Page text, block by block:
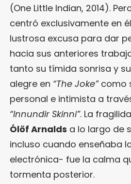
(One Little Indian, 2014).
centró exclusivamente en
lustrosa excusa para dar
hacia sus anteriores
tanto su tímida sonrisa y
alegre en “The Joke”como
personal e intimista a
“Innundir Skinni”. La
Ólöf Arnalds a lo largo de
incluso cuando enseñaba
electrónica- fue la calma
tormenta posterior.